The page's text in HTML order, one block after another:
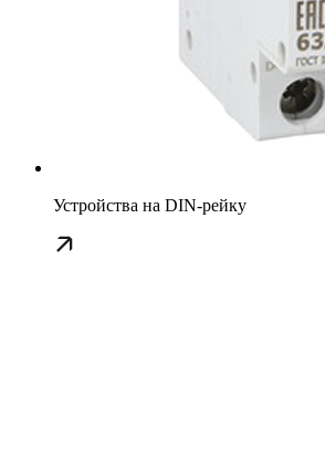
Устройства на DIN-рейку